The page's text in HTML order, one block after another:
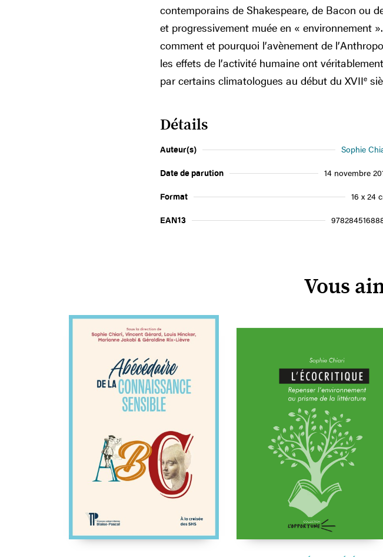
contemporains de Shakespeare, de Bacon ou
et progressivement muée en « environnement
comment et pourquoi l’avènement de
les effets de l’activité humaine ont
par certains climatologues au début du XVIIe
Détails
Auteur(s) Sophie
Date de parution 14 novembre
Format 16 x 24
EAN13
Vous